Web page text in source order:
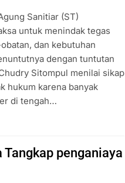
Sanitiar (ST)
untuk menindak tegas
dan kebutuhan
dengan tuntutan
Sitompul menilai sikap
hukum karena banyak
di tengah…
penganiaya